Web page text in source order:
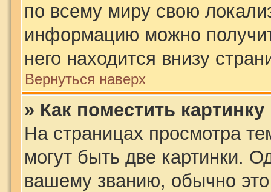
по всему миру свою
информацию можно
него находится внизу
Вернуться наверх
» Как поместить
На страницах просмотра
могут быть две картинки.
вашему званию, обычно это